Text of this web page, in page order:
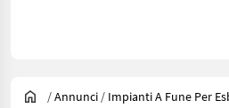
/Annunci / Impianti A Fune Per